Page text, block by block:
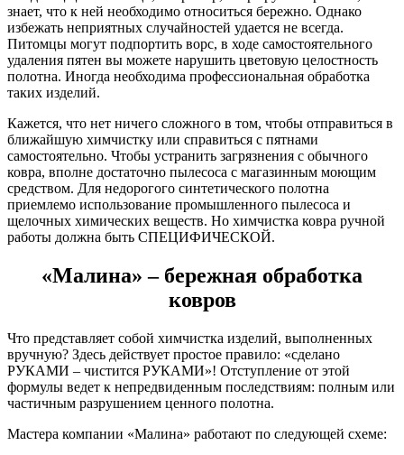
знает, что к ней необходимо относиться бережно. Однако
избежать неприятных случайностей удается не всегда.
Питомцы могут подпортить ворс, в ходе самостоятельного
удаления пятен вы можете нарушить цветовую целостность
полотна. Иногда необходима профессиональная обработка
таких изделий.
Кажется, что нет ничего сложного в том, чтобы отправиться в
ближайшую химчистку или справиться с пятнами
самостоятельно. Чтобы устранить загрязнения с обычного
ковра, вполне достаточно пылесоса с магазинным моющим
средством. Для недорогого синтетического полотна
приемлемо использование промышленного пылесоса и
щелочных химических веществ. Но химчистка ковра ручной
работы должна быть СПЕЦИФИЧЕСКОЙ.
«Малина» – бережная обработка
ковров
Что представляет собой химчистка изделий, выполненных
вручную? Здесь действует простое правило: «сделано
РУКАМИ – чистится РУКАМИ»! Отступление от этой
формулы ведет к непредвиденным последствиям: полным или
частичным разрушением ценного полотна.
Мастера компании «Малина» работают по следующей схеме: